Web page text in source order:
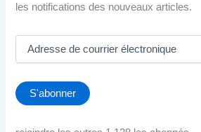
les notifications des nouveaux articles.
e
s
S'abonner